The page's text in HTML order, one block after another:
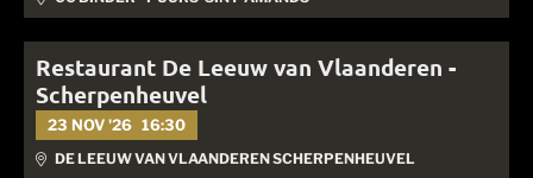
Restaurant De Leeuw van Vlaanderen -
Scherpenheuvel
23 NOV '26 16:30
DE LEEUW VAN VLAANDEREN SCHERPENHEUVEL